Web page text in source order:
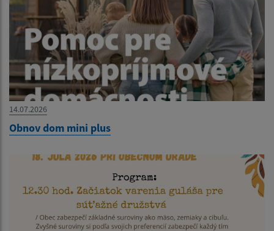
14.07.2026
Obnov dom mini plus